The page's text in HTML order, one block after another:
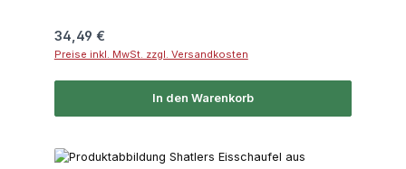
Regulärer Preis:
34,49 €
Preise inkl. MwSt. zzgl. Versandkosten
In den Warenkorb